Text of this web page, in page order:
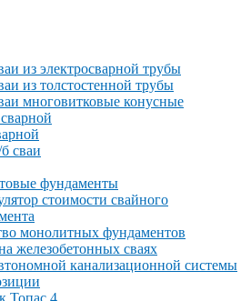
из электросварной трубы
из толстостенной трубы
многовитковые конусные
сваи
фундаменты
стоимости свайного
монолитных фундаментов
железобетонных сваях
канализационной системы
Топас 4